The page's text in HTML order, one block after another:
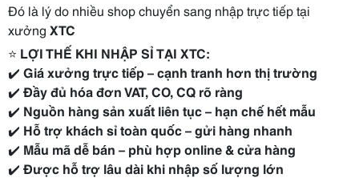
Đó là lý do nhiều shop chuyển sang nhập trực tiếp tại
xưởng XTC
⭐ LỢI THẾ KHI NHẬP SỈ TẠI XTC:
✔️ Giá xưởng trực tiếp – cạnh tranh hơn thị trường
✔️ Đầy đủ hóa đơn VAT, CO, CQ rõ ràng
✔️ Nguồn hàng sản xuất liên tục – hạn chế hết mẫu
✔️ Hỗ trợ khách sỉ toàn quốc – gửi hàng nhanh
✔️ Mẫu mã dễ bán – phù hợp online & cửa hàng
✔️ Được hỗ trợ lâu dài khi nhập số lượng lớn